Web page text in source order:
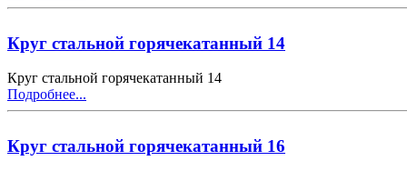
Круг стальной горячекатанный 14
Круг стальной горячекатанный 14
Подробнее...
Круг стальной горячекатанный 16